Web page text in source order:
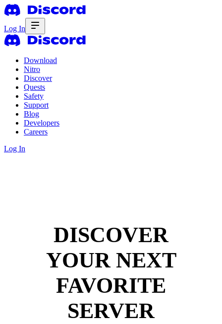
Log In
Download
Nitro
Discover
Quests
Safety
Support
Blog
Developers
Careers
Log In
DISCOVER
YOUR NEXT
FAVORITE
SERVER